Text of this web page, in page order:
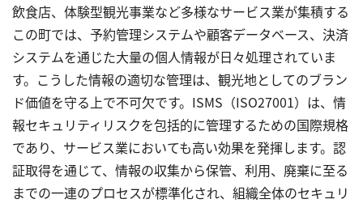
飲食店、体験型観光事業など多様なサービス業が集積する
この町では、予約管理システムや顧客データベース、決済
システムを通じた大量の個人情報が日々処理されていま
す。こうした情報の適切な管理は、観光地としてのブラン
ド価値を守る上で不可欠です。ISMS（ISO27001）は、情
報セキュリティリスクを包括的に管理するための国際規格
であり、サービス業においても高い効果を発揮します。認
証取得を通じて、情報の収集から保管、利用、廃棄に至る
までの一連のプロセスが標準化され、組織全体のセキュリ